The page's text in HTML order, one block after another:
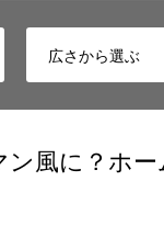
ン風に？ホ